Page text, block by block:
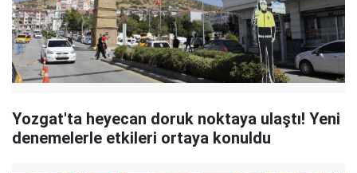
Yozgat'ta heyecan doruk noktaya ulaştı! Yeni
denemelerle etkileri ortaya konuldu